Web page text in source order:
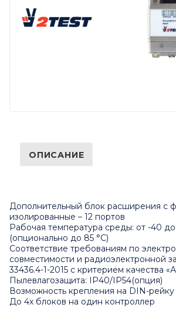
ОПИСАНИЕ
Дополнительный блок расширения с
изолированные – 12 портов
Рабочая температура среды: от -40
(опционально до 85 °С)
Соответствие требованиям по
совместимости и радиоэлектронной
33436.4-1-2015 с критерием качества
Пылевлагозащита: IP40/IP54(опция)
Возможность крепления на DIN-рейку
До 4х блоков на один контроллер